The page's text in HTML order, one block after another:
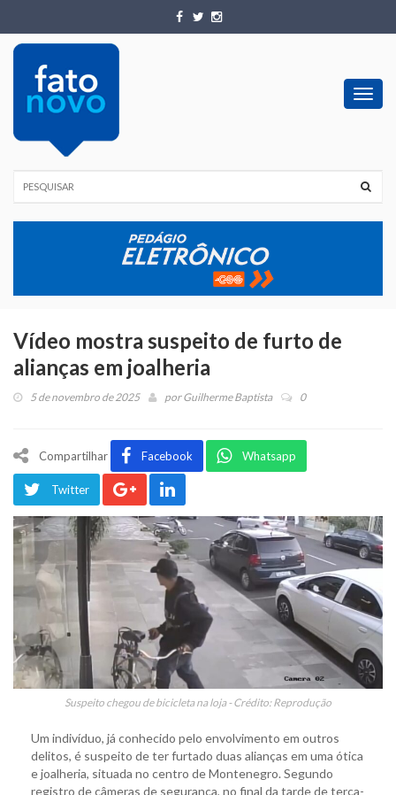
Vídeo mostra suspeito de furto de
alianças em joalheria
5 de novembro de 2025 porGuilherme Baptista 0
Compartilhar Facebook Whatsapp
Twitter
Suspeito chegou de bicicleta na loja - Crédito: Reprodução
Um indivíduo, já conhecido pelo envolvimento em outros
delitos, é suspeito de ter furtado duas alianças em uma ótica
e joalheria, situada no centro de Montenegro. Segundo
registro de câmeras de segurança, no final da tarde de terça-